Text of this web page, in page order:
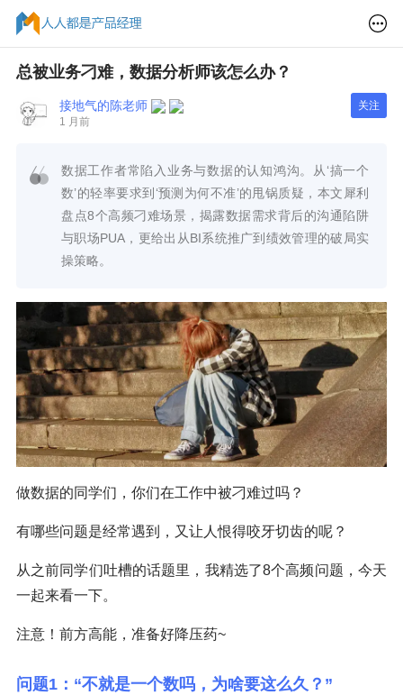
总被业务刁难，数据分析师该怎么办？
接地气的陈老师
1 月前
关注
数据工作者常陷入业务与数据的认知鸿沟。从‘搞一个
数’的轻率要求到‘预测为何不准’的甩锅质疑，本文犀利
盘点8个高频刁难场景，揭露数据需求背后的沟通陷阱
与职场PUA，更给出从BI系统推广到绩效管理的破局实
操策略。
做数据的同学们，你们在工作中被刁难过吗？
有哪些问题是经常遇到，又让人恨得咬牙切齿的呢？
从之前同学们吐槽的话题里，我精选了8个高频问题，今天
一起来看一下。
注意！前方高能，准备好降压药~
问题1：“不就是一个数吗，为啥要这么久？”